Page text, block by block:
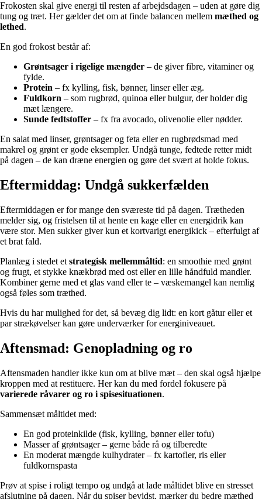
Frokosten skal give energi til resten af arbejdsdagen – uden at gøre dig
tung og træt. Her gælder det om at finde balancen mellem mæthed og
lethed.
En god frokost består af:
Grøntsager i rigelige mængder – de giver fibre, vitaminer og
fylde.
Protein – fx kylling, fisk, bønner, linser eller æg.
Fuldkorn – som rugbrød, quinoa eller bulgur, der holder dig
mæt længere.
Sunde fedtstoffer – fx fra avocado, olivenolie eller nødder.
En salat med linser, grøntsager og feta eller en rugbrødsmad med
makrel og grønt er gode eksempler. Undgå tunge, fedtede retter midt
på dagen – de kan dræne energien og gøre det svært at holde fokus.
Eftermiddag: Undgå sukkerfælden
Eftermiddagen er for mange den sværeste tid på dagen. Trætheden
melder sig, og fristelsen til at hente en kage eller en energidrik kan
være stor. Men sukker giver kun et kortvarigt energikick – efterfulgt af
et brat fald.
Planlæg i stedet et strategisk mellemmåltid: en smoothie med grønt
og frugt, et stykke knækbrød med ost eller en lille håndfuld mandler.
Kombiner gerne med et glas vand eller te – væskemangel kan nemlig
også føles som træthed.
Hvis du har mulighed for det, så bevæg dig lidt: en kort gåtur eller et
par strækøvelser kan gøre underværker for energiniveauet.
Aftensmad: Genopladning og ro
Aftensmaden handler ikke kun om at blive mæt – den skal også hjælpe
kroppen med at restituere. Her kan du med fordel fokusere på
varierede råvarer og ro i spisesituationen.
Sammensæt måltidet med:
En god proteinkilde (fisk, kylling, bønner eller tofu)
Masser af grøntsager – gerne både rå og tilberedte
En moderat mængde kulhydrater – fx kartofler, ris eller
fuldkornspasta
Prøv at spise i roligt tempo og undgå at lade måltidet blive en stresset
afslutning på dagen. Når du spiser bevidst, mærker du bedre mæthed